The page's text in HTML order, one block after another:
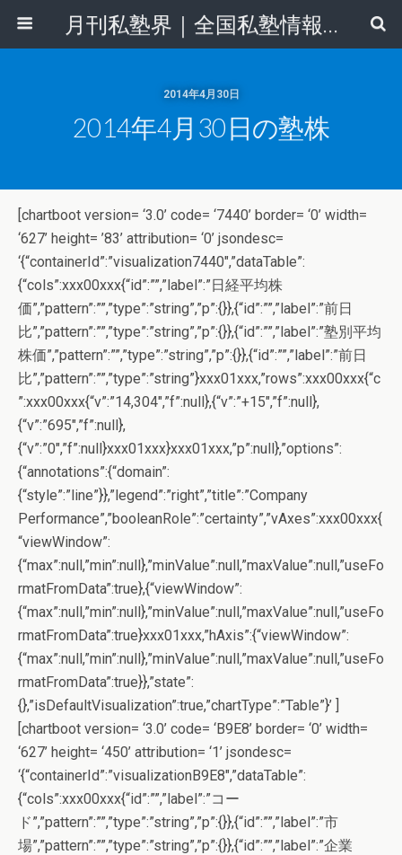
月刊私塾界｜全国私塾情報センター
2014年4月30日
2014年4月30日の塾株
[chartboot version= ‘3.0’ code= ‘7440’ border= ‘0’ width=
‘627’ height= ’83’ attribution= ‘0’ jsondesc=
‘{“containerId”:”visualization7440″,”dataTable”:
{“cols”:xxx00xxx{“id”:””,”label”:”日経平均株
価”,”pattern”:””,”type”:”string”,”p”:{}},{“id”:””,”label”:”前日
比”,”pattern”:””,”type”:”string”,”p”:{}},{“id”:””,”label”:”塾別平均
株価”,”pattern”:””,”type”:”string”,”p”:{}},{“id”:””,”label”:”前日
比”,”pattern”:””,”type”:”string”}xxx01xxx,”rows”:xxx00xxx{“c
”:xxx00xxx{“v”:”14,304″,”f”:null},{“v”:”+15″,”f”:null},
{“v”:”695″,”f”:null},
{“v”:”0″,”f”:null}xxx01xxx}xxx01xxx,”p”:null},”options”:
{“annotations”:{“domain”:
{“style”:”line”}},”legend”:”right”,”title”:”Company
Performance”,”booleanRole”:”certainty”,”vAxes”:xxx00xxx{
“viewWindow”:
{“max”:null,”min”:null},”minValue”:null,”maxValue”:null,”useFo
rmatFromData”:true},{“viewWindow”:
{“max”:null,”min”:null},”minValue”:null,”maxValue”:null,”useFo
rmatFromData”:true}xxx01xxx,”hAxis”:{“viewWindow”:
{“max”:null,”min”:null},”minValue”:null,”maxValue”:null,”useFo
rmatFromData”:true}},”state”:
{},”isDefaultVisualization”:true,”chartType”:”Table”}’ ]
[chartboot version= ‘3.0’ code= ‘B9E8’ border= ‘0’ width=
‘627’ height= ‘450’ attribution= ‘1’ jsondesc=
‘{“containerId”:”visualizationB9E8″,”dataTable”:
{“cols”:xxx00xxx{“id”:””,”label”:”コー
ド”,”pattern”:””,”type”:”string”,”p”:{}},{“id”:””,”label”:”市
場”,”pattern”:””,”type”:”string”,”p”:{}},{“id”:””,”label”:”企業